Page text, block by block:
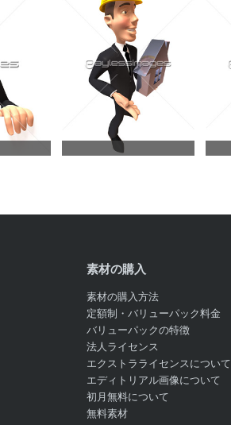
素材の購入
素材の購入方法
定額制・バリューパック料金
バリューパックの特徴
法人ライセンス
エクストラライセンスについて
エディトリアル画像について
初月無料について
無料素材